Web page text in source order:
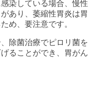
染している場合、慢性
あり、萎縮性胃炎は胃
め、要注意です。
除菌治療でピロリ菌を
ることができ、胃がん